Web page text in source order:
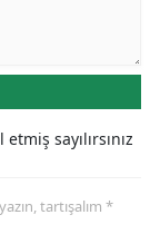
sayılırsınız
tartışalım *